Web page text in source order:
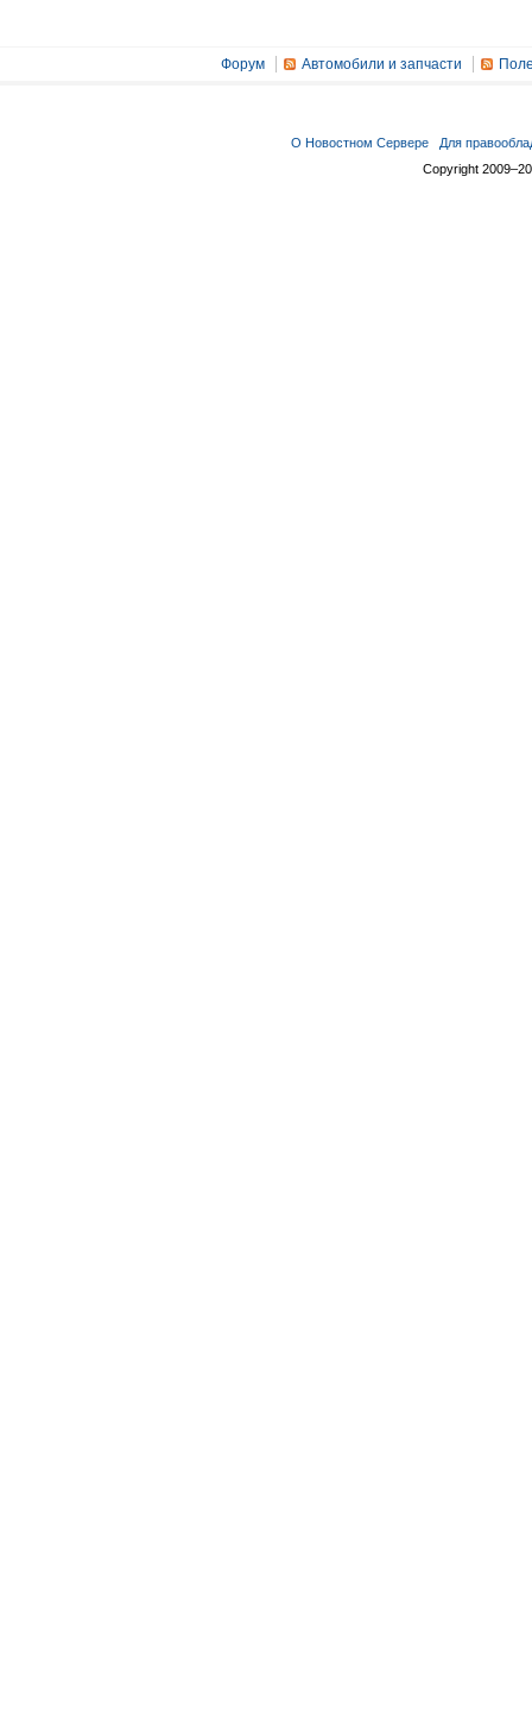
Форум Автомобили и запчасти
О Новостном Сервере
Для
Copyright